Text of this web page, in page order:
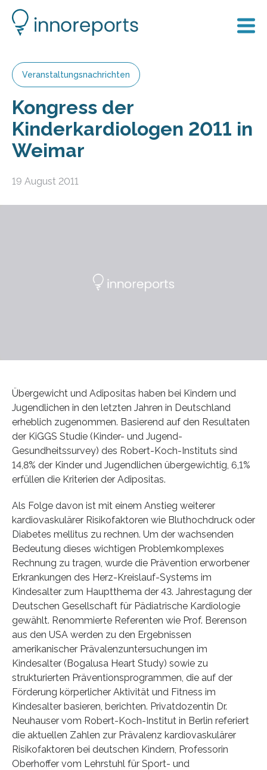
Veranstaltungsnachrichten
Kongress der
Kinderkardiologen 2011 in
Weimar
19 August 2011
Übergewicht und Adipositas haben bei Kindern und
Jugendlichen in den letzten Jahren in Deutschland
erheblich zugenommen. Basierend auf den Resultaten
der KiGGS Studie (Kinder- und Jugend-
Gesundheitssurvey) des Robert-Koch-Instituts sind
14,8% der Kinder und Jugendlichen übergewichtig, 6,1%
erfüllen die Kriterien der Adipositas.
Als Folge davon ist mit einem Anstieg weiterer
kardiovaskulärer Risikofaktoren wie Bluthochdruck oder
Diabetes mellitus zu rechnen. Um der wachsenden
Bedeutung dieses wichtigen Problemkomplexes
Rechnung zu tragen, wurde die Prävention erworbener
Erkrankungen des Herz-Kreislauf-Systems im
Kindesalter zum Hauptthema der 43. Jahrestagung der
Deutschen Gesellschaft für Pädiatrische Kardiologie
gewählt. Renommierte Referenten wie Prof. Berenson
aus den USA werden zu den Ergebnissen
amerikanischer Prävalenzuntersuchungen im
Kindesalter (Bogalusa Heart Study) sowie zu
strukturierten Präventionsprogrammen, die auf der
Förderung körperlicher Aktivität und Fitness im
Kindesalter basieren, berichten. Privatdozentin Dr.
Neuhauser vom Robert-Koch-Institut in Berlin referiert
die aktuellen Zahlen zur Prävalenz kardiovaskulärer
Risikofaktoren bei deutschen Kindern, Professorin
Oberhoffer vom Lehrstuhl für Sport- und